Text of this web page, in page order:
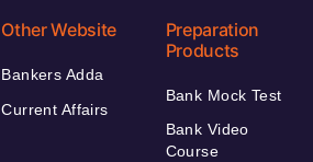
Other Website
Bankers Adda
Current Affairs
Preparation
Products
Bank Mock Test
Bank Video
Course